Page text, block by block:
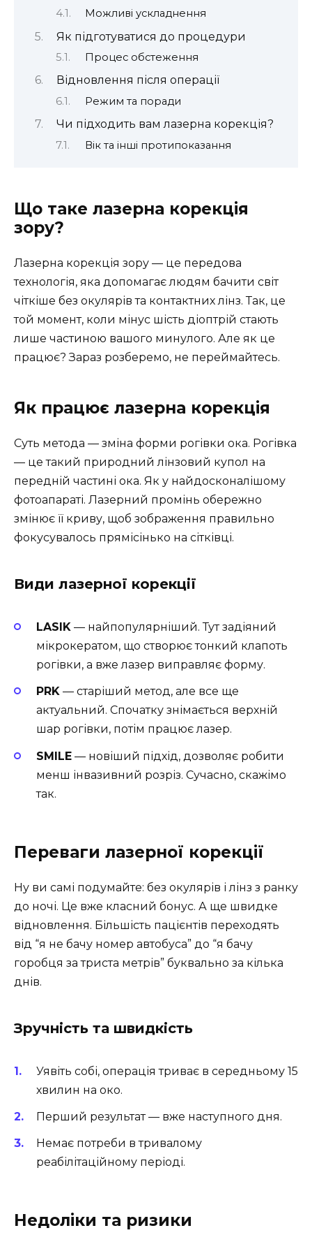
Можливі ускладнення
Як підготуватися до процедури
Процес обстеження
Відновлення після операції
Режим та поради
Чи підходить вам лазерна корекція?
Вік та інші протипоказання
Що таке лазерна корекція
зору?
Лазерна корекція зору — це передова
технологія, яка допомагає людям бачити світ
чіткіше без окулярів та контактних лінз. Так, це
той момент, коли мінус шість діоптрій стають
лише частиною вашого минулого. Але як це
працює? Зараз розберемо, не переймайтесь.
Як працює лазерна корекція
Суть метода — зміна форми рогівки ока. Рогівка
— це такий природний лінзовий купол на
передній частині ока. Як у найдосконалішому
фотоапараті. Лазерний промінь обережно
змінює її криву, щоб зображення правильно
фокусувалось прямісінько на сітківці.
Види лазерної корекції
LASIK — найпопулярніший. Тут задіяний
мікрокератом, що створює тонкий клапоть
рогівки, а вже лазер виправляє форму.
PRK — старіший метод, але все ще
актуальний. Спочатку знімається верхній
шар рогівки, потім працює лазер.
SMILE — новіший підхід, дозволяє робити
менш інвазивний розріз. Сучасно, скажімо
так.
Переваги лазерної корекції
Ну ви самі подумайте: без окулярів і лінз з ранку
до ночі. Це вже класний бонус. А ще швидке
відновлення. Більшість пацієнтів переходять
від “я не бачу номер автобуса” до “я бачу
горобця за триста метрів” буквально за кілька
днів.
Зручність та швидкість
Уявіть собі, операція триває в середньому 15
хвилин на око.
Перший результат — вже наступного дня.
Немає потреби в тривалому
реабілітаційному періоді.
Недоліки та ризики